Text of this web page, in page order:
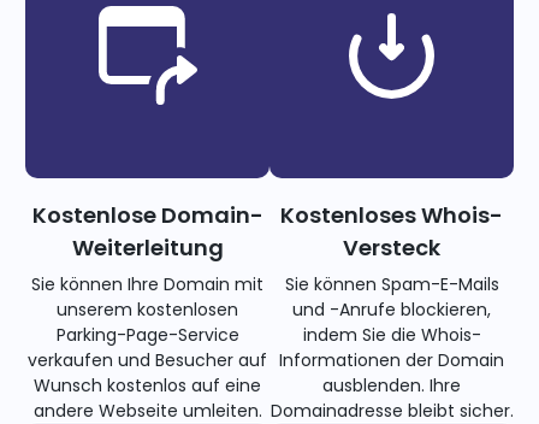
Kostenlose Domain-
Weiterleitung
Sie können Ihre Domain mit
unserem kostenlosen
Parking-Page-Service
verkaufen und Besucher auf
Wunsch kostenlos auf eine
andere Webseite umleiten.
Kostenloses Whois-
Versteck
Sie können Spam-E-Mails
und -Anrufe blockieren,
indem Sie die Whois-
Informationen der Domain
ausblenden. Ihre
Domainadresse bleibt sicher.